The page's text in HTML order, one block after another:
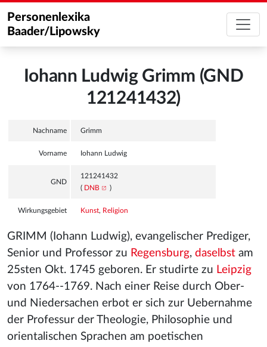
Personenlexika
Baader/Lipowsky
Iohann Ludwig Grimm (GND
121241432)
Nachname Grimm
Vorname Iohann Ludwig
GND
121241432
( DNB )
Wirkungsgebiet Kunst, Religion
GRIMM (Iohann Ludwig), evangelischer Prediger,
Senior und Professor zu Regensburg, daselbst am
25sten Okt. 1745 geboren. Er studirte zu Leipzig
von 1764--1769. Nach einer Reise durch Ober-
und Niedersachen erbot er sich zur Uebernahme
der Professur der Theologie, Philosophie und
orientalischen Sprachen am poetischen